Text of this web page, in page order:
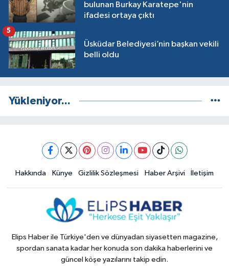
bulunan Burkay Karatepe'nin
ifadesi ortaya çıktı
Üsküdar Belediyesi’nin başkan vekili
belli oldu
5
Yükleniyor...
Hakkında Künye Gizlilik Sözleşmesi Haber Arşivi İletişim
Elips Haber ile Türkiye'den ve dünyadan siyasetten magazine,
spordan sanata kadar her konuda son dakika haberlerini ve
güncel köşe yazılarını takip edin.